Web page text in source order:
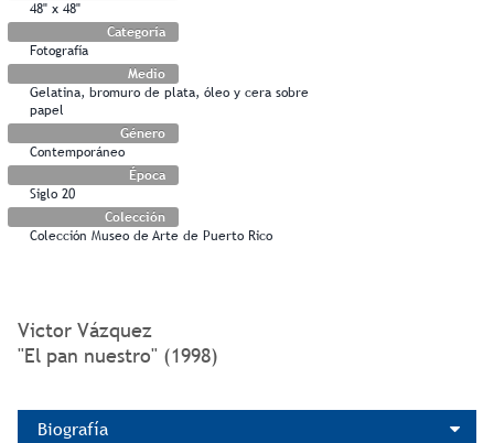
48" x 48"
Categoría
Fotografía
Medio
Gelatina, bromuro de plata, óleo y cera sobre
papel
Género
Contemporáneo
Época
Siglo 20
Colección
Colección Museo de Arte de Puerto Rico
Victor Vázquez
"El pan nuestro" (1998)
Biografía